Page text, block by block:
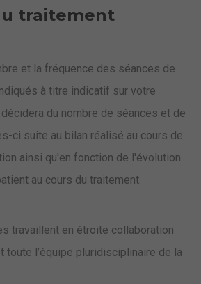
traitement
et la fréquence des séances de
à titre indicatif sur votre
du nombre de séances et de
ci suite au bilan réalisé au cours de
ainsi qu'en fonction de l'évolution
au cours du traitement.
travaillent en étroite collaboration
toute l’équipe pluridisciplinaire de la